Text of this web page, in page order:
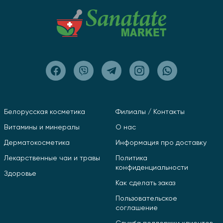
Противопоказания
применением необходимо проконсультироваться с
Белорусская косметика
Витамины и минералы
Дерматокосметика
Лекарственные чаи и травы
Здоровье
Филиалы / Контакты
О нас
Информация про доставку
Политика
конфиденциальности
Как сделать заказ
Пользовательское
соглашение